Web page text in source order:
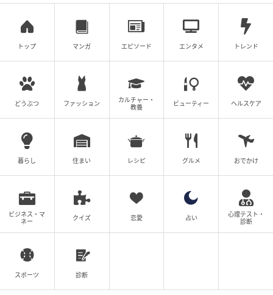
作品をもっとみる
トップ マンガ エピソード エンタメ トレンド
どうぶつ ファッション
カルチャー・
教養
ビューティー ヘルスケア
暮らし 住まい レシピ グルメ おでかけ
ビジネス・マ
ネー
クイズ 恋愛 占い
心理テスト・
診断
スポーツ 診断